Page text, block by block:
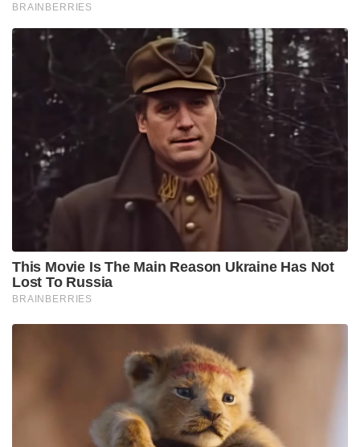
BRAINBERRIES
This Movie Is The Main Reason Ukraine Has Not
Lost To Russia
BRAINBERRIES